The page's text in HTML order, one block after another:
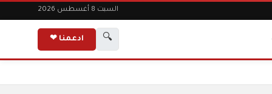
السبت 8 أغسطس 2026
🔍 ادعمنا ❤